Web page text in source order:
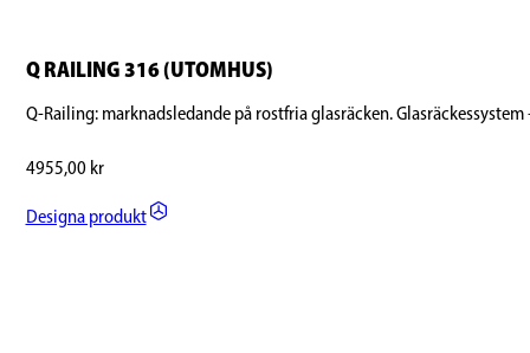
Q RAILING 316 (UTOMHUS)
Q-Railing: marknadsledande på rostfria glasräcken.
4955,00 kr
Designa produkt